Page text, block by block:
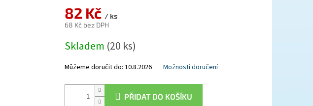
82 Kč / ks
68 Kč bez DPH
cena:
Skladem (20 ks)
Můžeme doručit do: 10.8.2026 Možnosti doručení
PŘIDAT DO KOŠÍKU